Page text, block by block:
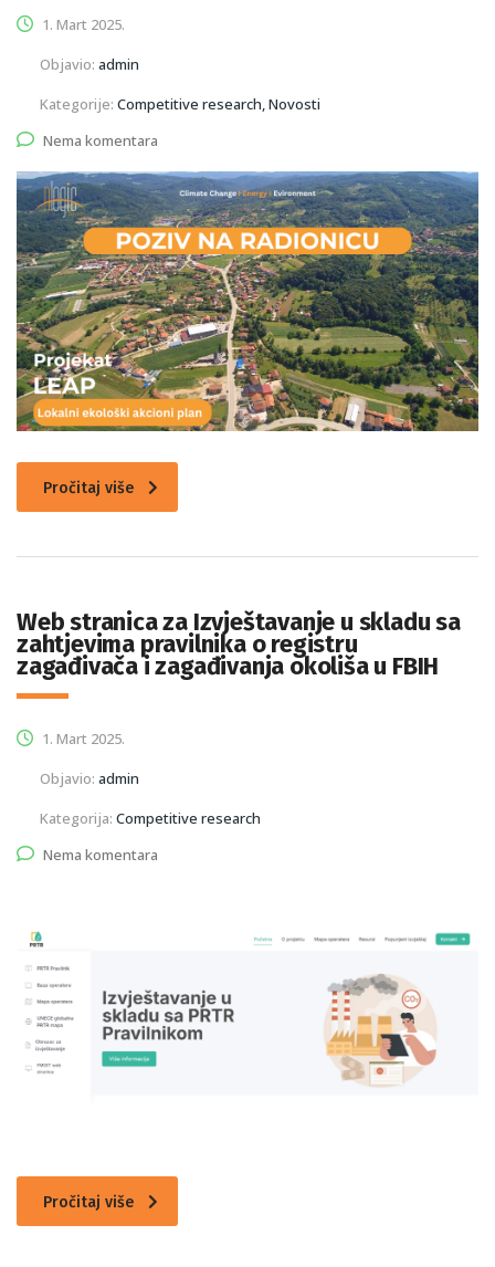
1. Mart 2025.
Objavio: admin
Kategorije: Competitive research, Novosti
Nema komentara
Pročitaj više
Web stranica za Izvještavanje u skladu sa
zahtjevima pravilnika o registru
zagađivača i zagađivanja okoliša u FBIH
1. Mart 2025.
Objavio: admin
Kategorija: Competitive research
Nema komentara
Pročitaj više